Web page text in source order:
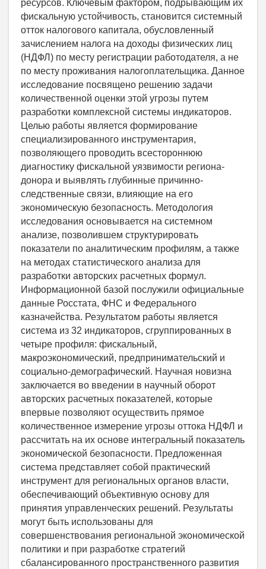
ресурсов. Ключевым фактором, подрывающим их
фискальную устойчивость, становится системный
отток налогового капитала, обусловленный
зачислением налога на доходы физических лиц
(НДФЛ) по месту регистрации работодателя, а не
по месту проживания налогоплательщика. Данное
исследование посвящено решению задачи
количественной оценки этой угрозы путем
разработки комплексной системы индикаторов.
Целью работы является формирование
специализированного инструментария,
позволяющего проводить всестороннюю
диагностику фискальной уязвимости региона-
донора и выявлять глубинные причинно-
следственные связи, влияющие на его
экономическую безопасность. Методология
исследования основывается на системном
анализе, позволившем структурировать
показатели по аналитическим профилям, а также
на методах статистического анализа для
разработки авторских расчетных формул.
Информационной базой послужили официальные
данные Росстата, ФНС и Федерального
казначейства. Результатом работы является
система из 32 индикаторов, сгруппированных в
четыре профиля: фискальный,
макроэкономический, предпринимательский и
социально-демографический. Научная новизна
заключается во введении в научный оборот
авторских расчетных показателей, которые
впервые позволяют осуществить прямое
количественное измерение угрозы оттока НДФЛ и
рассчитать на их основе интегральный показатель
экономической безопасности. Предложенная
система представляет собой практический
инструмент для региональных органов власти,
обеспечивающий объективную основу для
принятия управленческих решений. Результаты
могут быть использованы для
совершенствования региональной экономической
политики и при разработке стратегий
сбалансированного пространственного развития